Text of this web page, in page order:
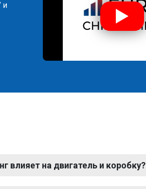
и
влияет на двигатель и коробку?